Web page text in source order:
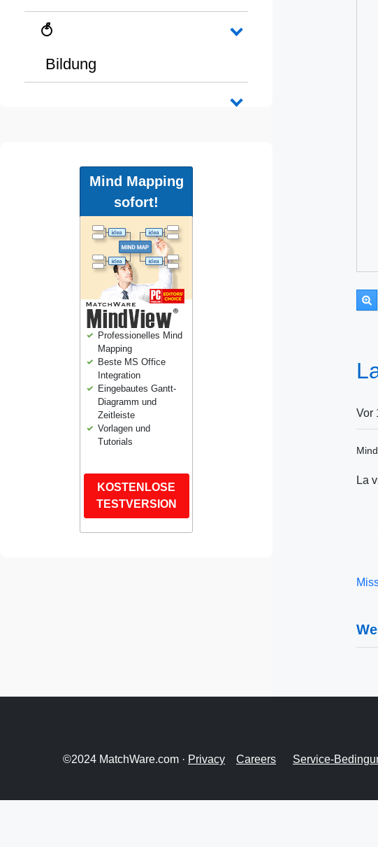
Bildung
Mind Mapping
sofort!
Professionelles Mind
Mapping
Beste MS Office
Integration
Eingebautes Gantt-
Diagramm und
Zeitleiste
Vorlagen und
Tutorials
KOSTENLOSE
TESTVERSION
Vor
La
©2024 MatchWare.com · Privacy Careers Service-